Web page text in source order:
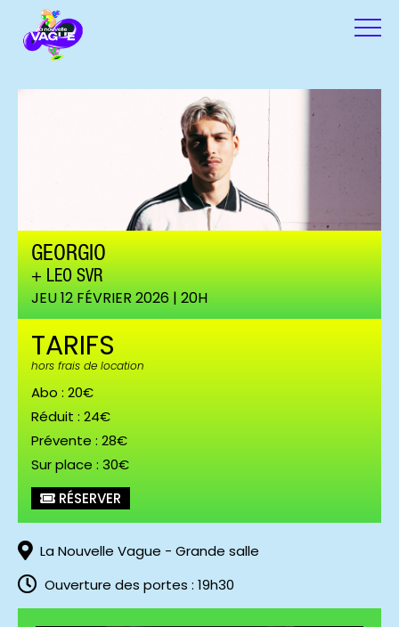
GEORGIO
LEO SVR
JEU 12 FÉVRIER 2026 | 20H
TARIFS
hors frais de location
Abo : 20€
Réduit : 24€
Prévente : 28€
Sur place : 30€
RÉSERVER
La Nouvelle Vague - Grande salle
Ouverture des portes : 19h30